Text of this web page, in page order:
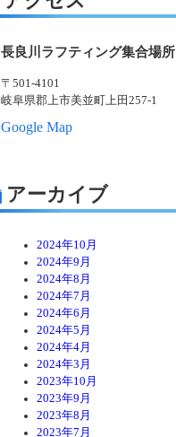
長良川ラフティング集合場所
〒501-4101
岐阜県郡上市美並町上田257-1
Google Map
アーカイブ
2024年10月
2024年9月
2024年8月
2024年7月
2024年6月
2024年5月
2024年4月
2024年3月
2023年10月
2023年9月
2023年8月
2023年7月